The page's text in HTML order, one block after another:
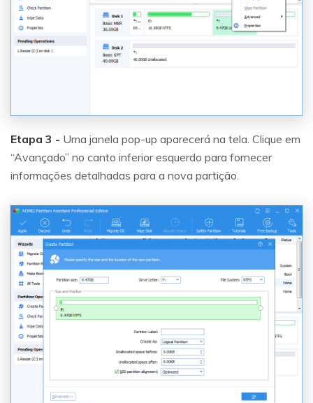
Etapa 3 - Uma janela pop-up aparecerá na tela. Clique em
“Avançado” no canto inferior esquerdo para fornecer
informações detalhadas para a nova partição.